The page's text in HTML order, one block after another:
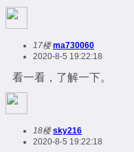
17楼 ma730060
2020-8-5 19:22:18
看一看，了解一下。
18楼 sky216
2020-8-5 19:22:18